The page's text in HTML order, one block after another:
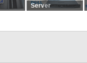
Server